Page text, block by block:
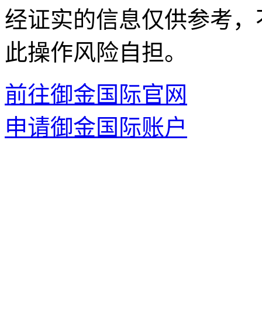
经证实的信息仅供参考
此操作风险自担。
前往御金国际官网
申请御金国际账户